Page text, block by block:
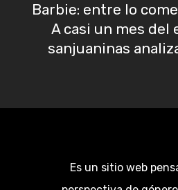
Barbie: entre lo
A casi un mes del
sanjuaninas
Es un sitio web